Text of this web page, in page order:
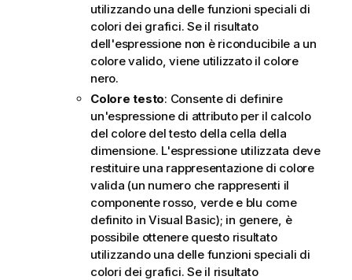
utilizzando una delle funzioni speciali di
colori dei grafici. Se il risultato
dell'espressione non è riconducibile a un
colore valido, viene utilizzato il colore
nero.
Colore testo: Consente di definire
un'espressione di attributo per il calcolo
del colore del testo della cella della
dimensione. L'espressione utilizzata deve
restituire una rappresentazione di colore
valida (un numero che rappresenti il
componente rosso, verde e blu come
definito in Visual Basic); in genere, è
possibile ottenere questo risultato
utilizzando una delle funzioni speciali di
colori dei grafici. Se il risultato